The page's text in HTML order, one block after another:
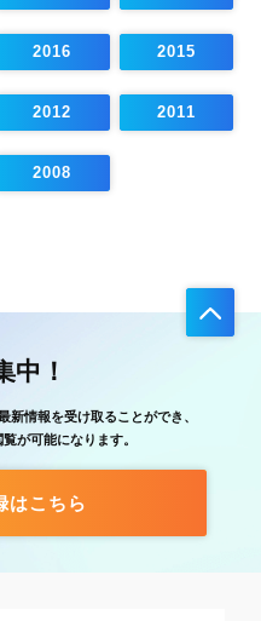
2016 2015
2012 2011
2008
中！
新情報を受け取ることができ、
が可能になります。
はこちら